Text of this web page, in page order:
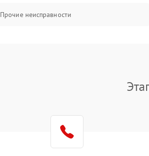
Прочие неисправности